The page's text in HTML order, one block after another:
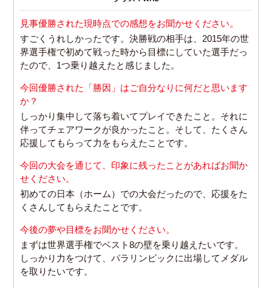
見事優勝された現時点での感想をお聞かせください。
すごくうれしかったです。決勝戦の相手は、2015年の世
界選手権で初めて戦った時から目標にしていた選手だっ
たので、1つ乗り越えたと感じました。
今回優勝された「勝因」はご自分なりに何だと思います
か？
しっかり集中して落ち着いてプレイできたこと。それに
伴ってチェアワークが良かったこと。そして、たくさん
応援してもらって力をもらえたことです。
今回の大会を通じて、印象に残ったことがあればお聞か
せください。
初めての日本（ホーム）での大会だったので、応援をた
くさんしてもらえたことです。
今後の夢や目標をお聞かせください。
まずは世界選手権でベスト8の壁を乗り越えたいです。
しっかり力をつけて、パラリンピックに出場してメダル
を取りたいです。